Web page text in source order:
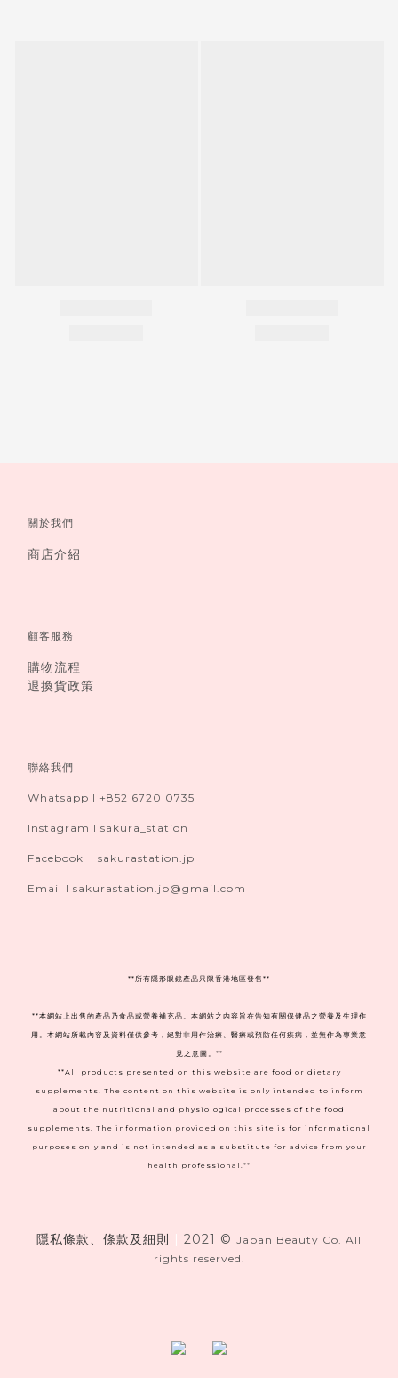
關於我們
商店介紹
顧客服務
購物流程
退換貨政策
聯絡我們
Whatsapp I +852 6720 0735
Instagram I sakura_station
Facebook I sakurastation.jp
Email I sakurastation.jp@gmail.com
** 所有隱形眼鏡產品只限香港地區發售**
**本網站上出售的產品乃食品或營養補充品。本網站之內容旨在告知有關保健品之營養及生理作
用。本網站所載內容及資料僅供參考，絕對非用作治療、醫療或預防任何疾病，並無作為專業意
見之意圖。**
**All products presented on this website are food or dietary
supplements. The content on this website is only intended to inform
about the nutritional and physiological processes of the food
supplements. The information provided on this site is for informational
purposes only and is not intended as a substitute for advice from your
health professional.**
隱私條款、條款及細則 2021 © Japan Beauty Co. All
rights reserved.